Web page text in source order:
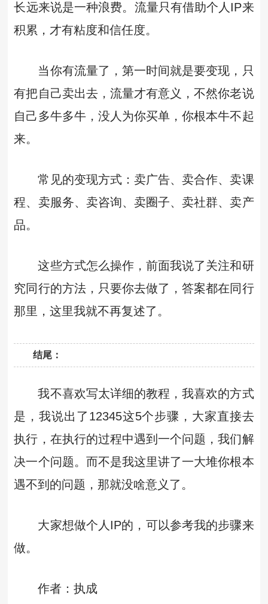
长远来说是一种浪费。流量只有借助个人IP来
积累，才有粘度和信任度。
当你有流量了，第一时间就是要变现，只
有把自己卖出去，流量才有意义，不然你老说
自己多牛多牛，没人为你买单，你根本牛不起
来。
常见的变现方式：卖广告、卖合作、卖课
程、卖服务、卖咨询、卖圈子、卖社群、卖产
品。
这些方式怎么操作，前面我说了关注和研
究同行的方法，只要你去做了，答案都在同行
那里，这里我就不再复述了。
结尾：
我不喜欢写太详细的教程，我喜欢的方式
是，我说出了12345这5个步骤，大家直接去
执行，在执行的过程中遇到一个问题，我们解
决一个问题。而不是我这里讲了一大堆你根本
遇不到的问题，那就没啥意义了。
大家想做个人IP的，可以参考我的步骤来
做。
作者：执成